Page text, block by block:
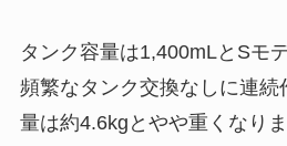
タンク容量は1,400mLとSモ
頻繁なタンク交換なしに連続
量は約4.6kgとやや重くなり